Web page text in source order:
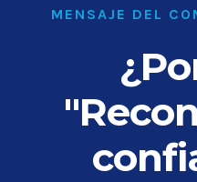
MENSAJE DEL